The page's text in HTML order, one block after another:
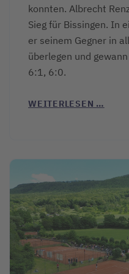
konnten. Albrecht
Sieg für Bissingen. In
er seinem Gegner in
überlegen und
6:1, 6:0.
WEITERLESEN …